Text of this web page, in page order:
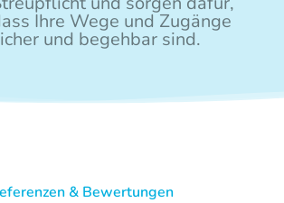
Ihre Wege und Zugänge
und begehbar sind.
& Bewertungen